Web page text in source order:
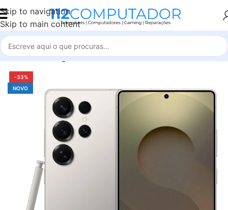
Skip to navigation
Skip to main content
Início Samsung S25 Ultra
-33%
NOVO